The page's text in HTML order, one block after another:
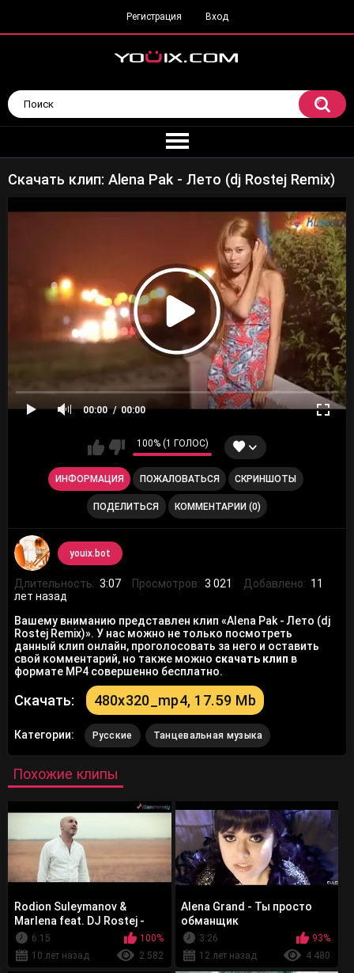
Регистрация Вход
Скачать клип: Alena Pak - Лето (dj Rostej Remix)
00:00 00:00
100% (1 ГОЛОС)
ИНФОРМАЦИЯ ПОЖАЛОВАТЬСЯ СКРИНШОТЫ
ПОДЕЛИТЬСЯ КОММЕНТАРИИ (0)
youix.bot
Длительность: 3:07 Просмотров: 3 021 Добавлено: 11
лет назад
Вашему вниманию представлен клип «Alena Pak - Лето (dj
Rostej Remix)». У нас можно не только посмотреть
данный клип онлайн, проголосовать за него и оставить
свой комментарий, но также можно скачать клип в
формате MP4 совершенно бесплатно.
Скачать: 480x320_mp4, 17.59 Mb
Категории: Русские Танцевальная музыка
Похожие клипы
Rodion Suleymanov &
Marlena feat. DJ Rostej -
Нежность
6:15
100%
10 лет назад
2 582
Alena Grand - Ты просто
обманщик
3:26
93%
12 лет назад
4 480